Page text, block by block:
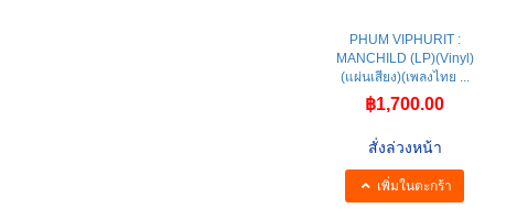
PHUM VIPHURIT :
MANCHILD (LP)(Vinyl)
(แผ่นเสียง)(เพลงไทย ...
สั่งล่วงหน้า